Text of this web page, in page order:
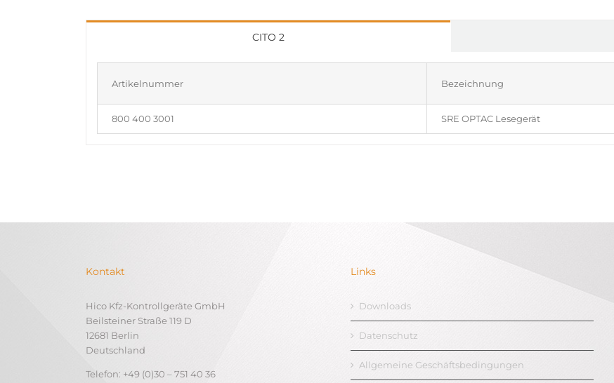
CITO 2
Artikelnummer Bezeichnung
800 400 3001 SRE OPTAC Lesegerät
Kontakt
Hico Kfz-Kontrollgeräte GmbH
Beilsteiner Straße 119 D
12681 Berlin
Deutschland
Telefon: +49 (0)30 – 751 40 36
Links
Downloads
Datenschutz
Allgemeine Geschäftsbedingungen